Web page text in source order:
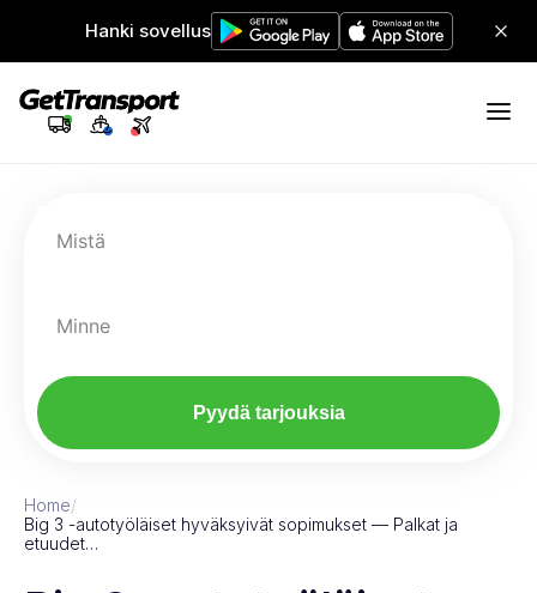
Hanki sovellus
Mistä
Minne
Pyydä tarjouksia
Home/
Big 3 -autotyöläiset hyväksyivät sopimukset — Palkat ja
etuudet…